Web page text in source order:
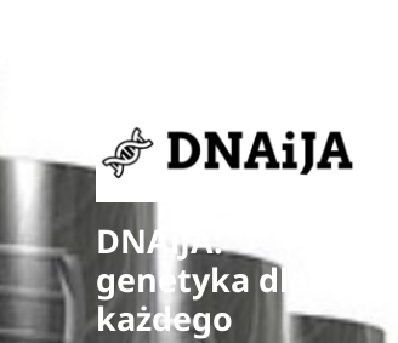
DNAiJA:
genetyka dla
każdego